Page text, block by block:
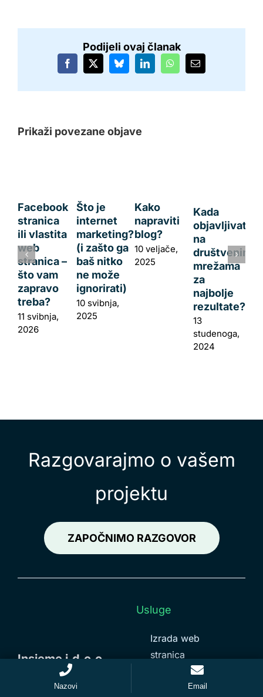
Podijeli ovaj članak
Facebook
X BlueskyLinkedInWhatsAppEmail:
Prikaži povezane objave
Facebook
stranica
ili vlastita
web
stranica –
što vam
zapravo
treba?
11 svibnja,
2026
Što je
internet
marketing?
(i zašto ga
baš nitko
ne može
ignorirati)
10 svibnja,
2025
Kako
napraviti
blog?
10 veljače,
2025
Kada
objavljivati
na
društvenim
mrežama
za
najbolje
rezultate?
13
studenoga,
2024
Razgovarajmo o vašem
projektu
ZAPOČNIMO RAZGOVOR
Insieme j.d.o.o.
Usluge
Izrada web
stranica
WordPress CMS
web stranice
Nazovi Email